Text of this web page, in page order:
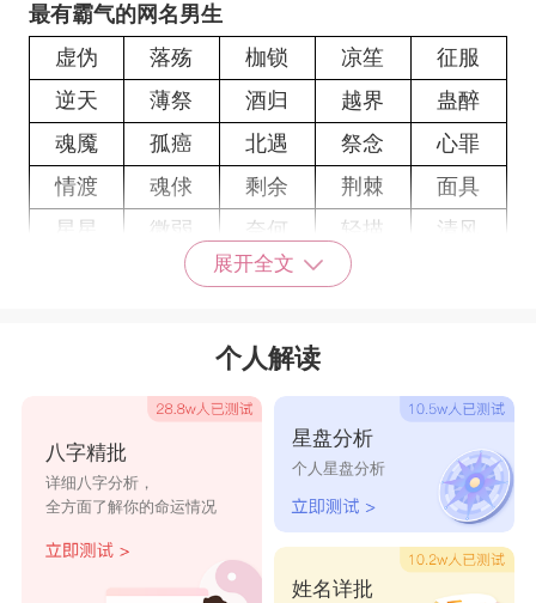
最有霸气的网名男生
虚伪
落殇 枷锁 凉笙
征服
逆天
薄祭 酒归 越界
蛊醉
魂魇
孤癌 北遇 祭念
心罪
情渡
魂俅 剩余 荆棘
面具
星星
微弱 奈何 轻描
清风
旧巷* 花留 心劫
囚我
初拥 鸢浅 孤人
淡陌
逆天
轩辕
狂野
罪人
橘香
余空 瑟索
晨曦
战徒 夕沫
宿命
展开全文
个人解读
八字精批
详细八字分析，
全方面了解你的命运情况
星盘分析
个人星盘分析
姓名详批